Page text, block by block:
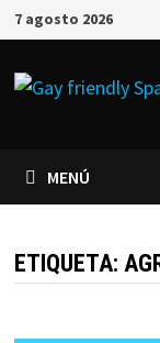
7 agosto 2026
MENÚ
ETIQUETA: